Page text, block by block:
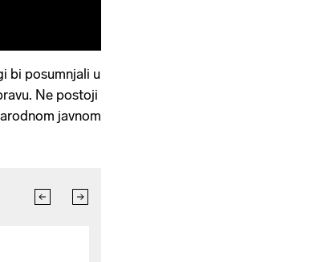
bi posumnjali u
Ne postoji
javnom